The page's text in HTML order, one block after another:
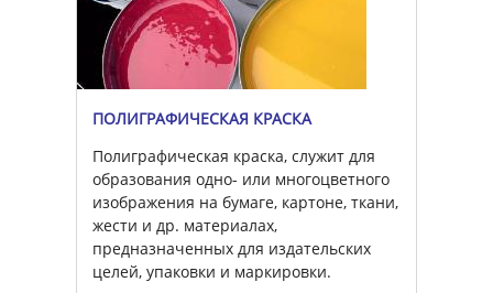
ПОЛИГРАФИЧЕСКАЯ КРАСКА
Полиграфическая краска, служит для
образования одно- или многоцветного
изображения на бумаге, картоне, ткани,
жести и др. материалах,
предназначенных для издательских
целей, упаковки и маркировки.